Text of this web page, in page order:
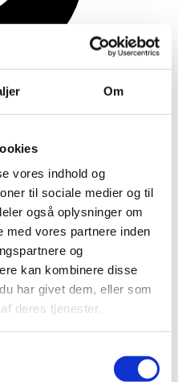
Om
vores indhold og
til sociale medier og til
også oplysninger om
med vores partnere inden
og
kan kombinere disse
har givet dem, eller som
deres tjenester.